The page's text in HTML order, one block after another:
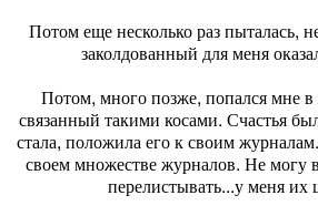
Потом еще несколько раз пыталась,
заколдованный для меня
Потом, много позже, попался мне
связанный такими косами. Счастья
стала, положила его к своим
своем множестве журналов. Не могу
перелистывать...у меня их